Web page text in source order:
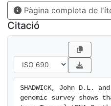
Pàgina completa de
Citació
SHADWICK, John D.L.
genomic survey shows